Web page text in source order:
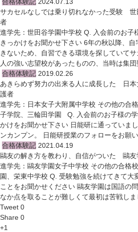
サカセルなしでは乗り切れなかった受験
者
進学先：世田谷学園中学校 Q. 入会前のお子
きっかけをお聞かせ下さい 6年の秋以降、
きないため、自習できる環境を探していて
人の強い志望校があったものの、当時は集団
合格体験記 2019.02.26
あきらめず努力の出来る人に成長した 日
護者
進学先：日本女子大附属中学校 その他の合
子学院、三輪田学園 Q. 入会前のお子様の
かけをお聞かせ下さい 日能研に通っていま
ンカンプン。 日能研授業のフォローをお願
合格体験記 2021.04.19
鷗友の解き方を教わり、自信がついた 鷗
進学先：鷗友学園女子中学校 その他の合格
園、栄東中学校 Q. 受験勉強を続けてきて大
ことをお聞かせください 鷗友学園は国語の
なか点を取ることが難しくて最初は苦戦し
Tweet 0
Share 0
+1